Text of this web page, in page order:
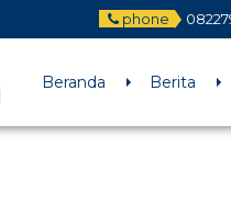
phone
Beranda Berita